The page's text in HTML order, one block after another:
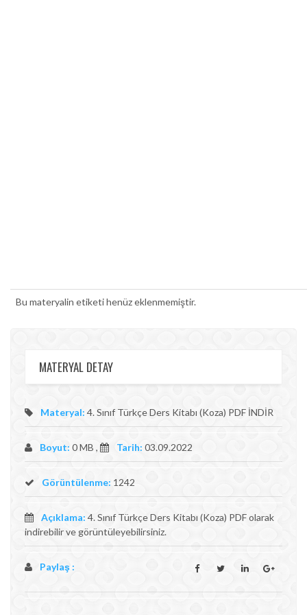
Bu materyalin etiketi henüz eklenmemiştir.
MATERYAL DETAY
Materyal: 4. Sınıf Türkçe Ders Kitabı (Koza) PDF İNDİR
Boyut: 0 MB , Tarih: 03.09.2022
Görüntülenme: 1242
Açıklama: 4. Sınıf Türkçe Ders Kitabı (Koza) PDF olarak
indirebilir ve görüntüleyebilirsiniz.
Paylaş :